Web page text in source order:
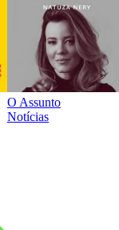
O Assunto
Notícias